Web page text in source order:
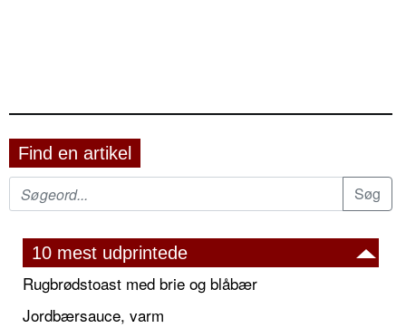
Find en artikel
10 mest udprintede
Rugbrødstoast med brie og blåbær
Jordbærsauce, varm